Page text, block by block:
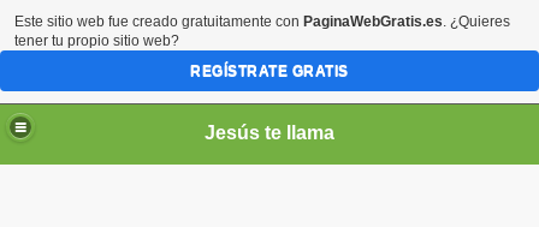
Jesús te llama
Este sitio web fue creado gratuitamente con PaginaWebGratis.es. ¿Quieres
tener tu propio sitio web?
REGÍSTRATE GRATIS